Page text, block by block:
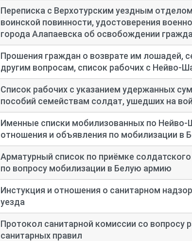
Переписка с Верхотурским уездным
воинской повинности, удостоверения
города Алапаевска об освобождении
Прошения граждан о возврате им лошадей,
другим вопросам, список рабочих с Нейво-
Список рабочих с указанием удержанных
пособий семействам солдат, ушедших на
Именные списки мобилизованных по Нейво-
отношения и объявления по мобилизации в
Арматурный список по приёмке
по вопросу мобилизации в Белую армию
Инстукция и отношения о санитарном
уезда
Протокол санитарной комиссии со вопросу
санитарных правил